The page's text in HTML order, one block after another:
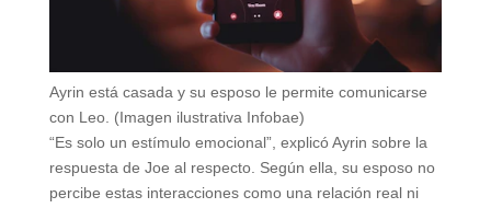
Ayrin está casada y su esposo le permite comunicarse
con Leo. (Imagen ilustrativa Infobae)
“Es solo un estímulo emocional”, explicó Ayrin sobre la
respuesta de Joe al respecto. Según ella, su esposo no
percibe estas interacciones como una relación real ni